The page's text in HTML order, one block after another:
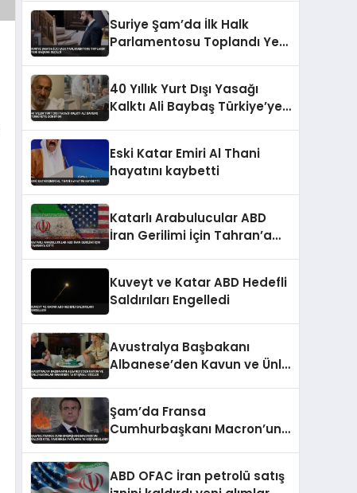
Suriye Şam’da İlk Halk
Parlamentosu Toplandı Yeni
40 Yıllık Yurt Dışı Yasağı
Kalktı Ali Baybaş Türkiye’ye
Eski Katar Emiri Al Thani
hayatını kaybetti
Katarlı Arabulucular ABD
İran Gerilimi İçin Tahran’a
Kuveyt ve Katar ABD Hedefli
Saldırıları Engelledi
Avustralya Başbakanı
Albanese’den Kavun ve Ünlü
Şam’da Fransa
Cumhurbaşkanı Macron’un
ABD OFAC İran petrolü satış